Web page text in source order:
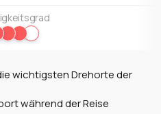
wichtigsten Drehorte der
während der Reise